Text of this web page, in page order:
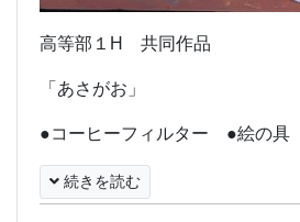
高等部１H 共同作品
「あさがお」
●コーヒーフィルター ●絵の具
続きを読む